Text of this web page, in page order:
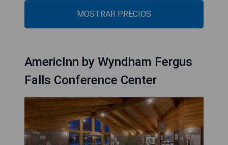
MOSTRAR PRECIOS
AmericInn by Wyndham Fergus
Falls Conference Center